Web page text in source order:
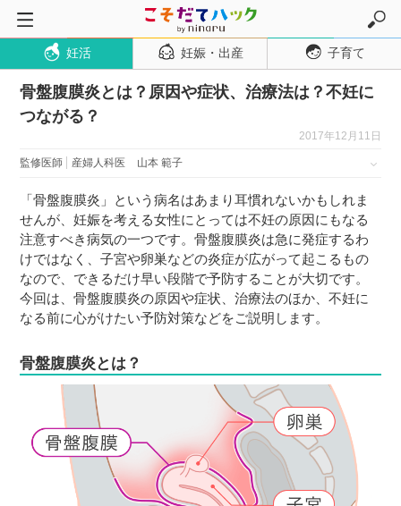
トップページ
妊活
妊娠・出産
妊娠中期
妊娠後期
出産
子育て・育児
１歳児
２歳児
３〜６歳児
７〜１２歳児
妊活 妊娠・出産 子育て
骨盤腹膜炎とは？原因や症状、治療法は？不妊に
つながる？
2017年12月11日
監修医師 産婦人科医 山本 範子
「骨盤腹膜炎」という病名はあまり耳慣れないかもしれま
せんが、妊娠を考える女性にとっては不妊の原因にもなる
注意すべき病気の一つです。骨盤腹膜炎は急に発症するわ
けではなく、子宮や卵巣などの炎症が広がって起こるもの
なので、できるだけ早い段階で予防することが大切です。
今回は、骨盤腹膜炎の原因や症状、治療法のほか、不妊に
なる前に心がけたい予防対策などをご説明します。
骨盤腹膜炎とは？